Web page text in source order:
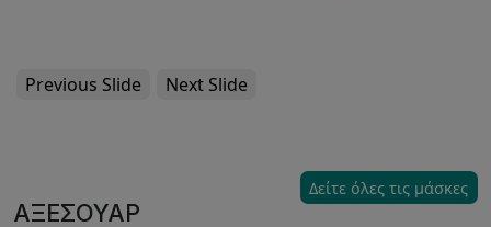
Previous Slide Next Slide
Δείτε όλες τις μάσκες
ΑΞΕΣΟΥΆΡ